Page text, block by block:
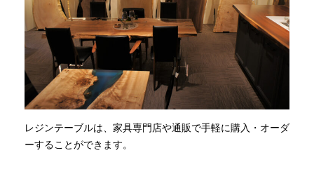
レジンテーブルは、家具専門店や通販で手軽に購入・オーダ
ーすることができます。